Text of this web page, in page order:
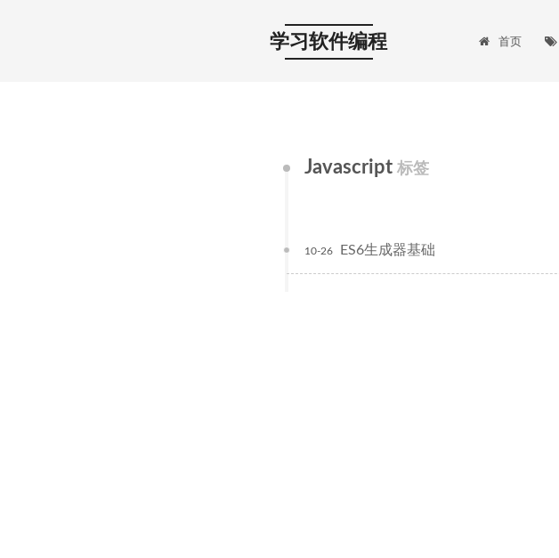
学习软件编程 首页
Javascript 标签
ES6生成器基础
10-26